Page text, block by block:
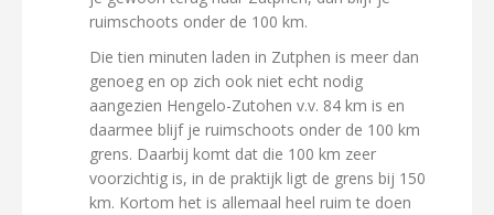
ruimschoots onder de 100 km.
Die tien minuten laden in Zutphen is meer dan
genoeg en op zich ook niet echt nodig
aangezien Hengelo-Zutohen v.v. 84 km is en
daarmee blijf je ruimschoots onder de 100 km
grens. Daarbij komt dat die 100 km zeer
voorzichtig is, in de praktijk ligt de grens bij 150
km. Kortom het is allemaal heel ruim te doen